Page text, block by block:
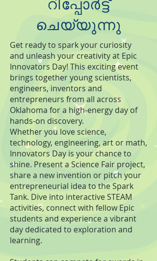
റിപ്പോർട്ട്
ചെയ്യുന്നു
Get ready to spark your curiosity
and unleash your creativity at Epic
Innovators Day! This exciting event
brings together young scientists,
engineers, inventors and
entrepreneurs from all across
Oklahoma for a high-energy day of
hands-on discovery.
Whether you love science,
technology, engineering, art or math,
Innovators Day is your chance to
shine. Present a Science Fair project,
share a new invention or pitch your
entrepreneurial idea to the Spark
Tank. Dive into interactive STEAM
activities, connect with fellow Epic
students and experience a vibrant
day dedicated to exploration and
learning.